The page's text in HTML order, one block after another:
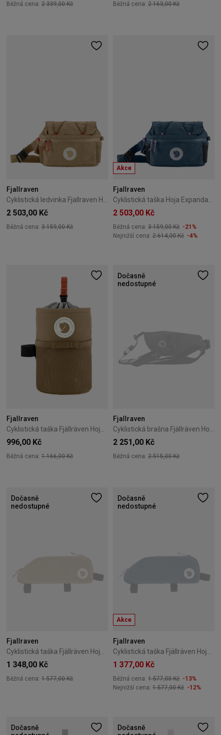
Běžná cena: 2 339,00 Kč Běžná cena: 2 163,00 Kč
Fjallraven
2 503,00 Kč
Běžná cena: 3 159,00 Kč
Akce
Fjallraven
2 503,00 Kč
Běžná cena: 3 159,00 Kč -21%
Nejnižší cena: 2 614,00 Kč -4%
Fjallraven
996,00 Kč
Běžná cena: 1 166,00 Kč
Dočasně
nedostupné
Fjallraven
2 251,00 Kč
Běžná cena: 2 515,00 Kč
Dočasně
nedostupné
Fjallraven
1 348,00 Kč
Běžná cena: 1 577,00 Kč
Dočasně
nedostupné
Akce
Fjallraven
1 377,00 Kč
Běžná cena: 1 577,00 Kč -13%
Nejnižší cena: 1 577,00 Kč -12%
Dočasně
Dočasně